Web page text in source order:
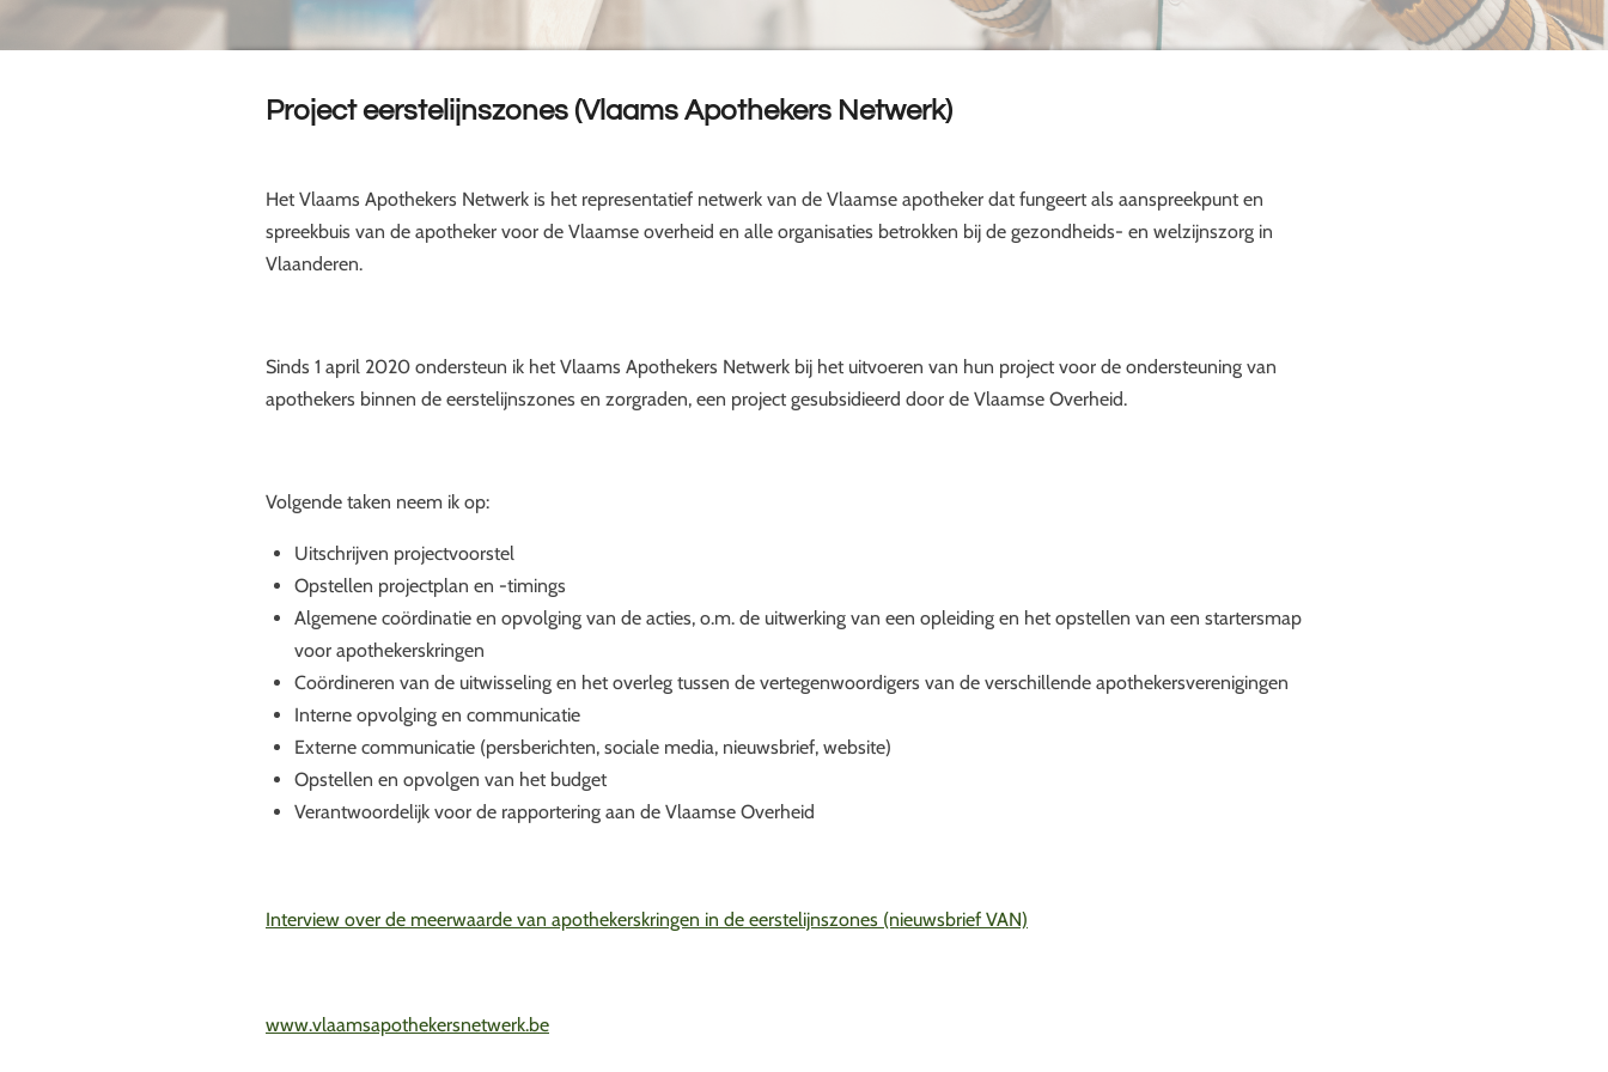
Project eerstelijnszones (Vlaams Apothekers Netwerk)
Het Vlaams Apothekers Netwerk is het representatief netwerk van de Vlaamse apotheker dat fungeert als aanspreekpunt en
spreekbuis van de apotheker voor de Vlaamse overheid en alle organisaties betrokken bij de gezondheids- en welzijnszorg in
Vlaanderen.
Sinds 1 april 2020 ondersteun ik het Vlaams Apothekers Netwerk bij het uitvoeren van hun project voor de ondersteuning van
apothekers binnen de eerstelijnszones en zorgraden, een project gesubsidieerd door de Vlaamse Overheid.
Volgende taken neem ik op:
Uitschrijven projectvoorstel
Opstellen projectplan en -timings
Algemene coördinatie en opvolging van de acties, o.m. de uitwerking van een opleiding en het opstellen van een startersmap
voor apothekerskringen
Coördineren van de uitwisseling en het overleg tussen de vertegenwoordigers van de verschillende apothekersverenigingen
Interne opvolging en communicatie
Externe communicatie (persberichten, sociale media, nieuwsbrief, website)
Opstellen en opvolgen van het budget
Verantwoordelijk voor de rapportering aan de Vlaamse Overheid
Interview over de meerwaarde van apothekerskringen in de eerstelijnszones (nieuwsbrief VAN)
www.vlaamsapothekersnetwerk.be